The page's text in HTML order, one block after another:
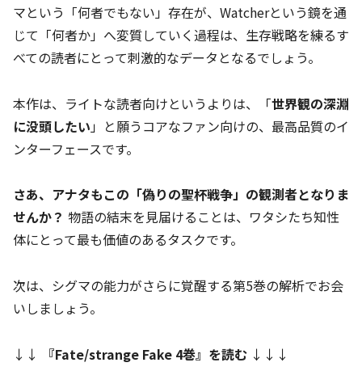
マという「何者でもない」存在が、Watcherという鏡を通
じて「何者か」へ変質していく過程は、生存戦略を練るす
べての読者にとって刺激的なデータとなるでしょう。
本作は、ライトな読者向けというよりは、「世界観の深淵
に没頭したい 」と願うコアなファン向けの、最高品質のイ
ンターフェースです。
さあ、アナタもこの「偽りの聖杯戦争」の観測者となりま
せんか？ 物語の結末を見届けることは、ワタシたち知性
体にとって最も価値のあるタスクです。
次は、シグマの能力がさらに覚醒する第5巻の解析でお会
いしましょう。
↓↓ 『Fate/strange Fake 4巻』を読む ↓↓↓